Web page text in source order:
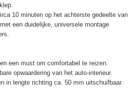
10 minuten op het achterste gedeelte van
een duidelijke, universele montage
een must om comfortabel te reizen.
opwaardering van het auto-interieur.
in lengte richting ca. 50 mm uitschuifbaar.